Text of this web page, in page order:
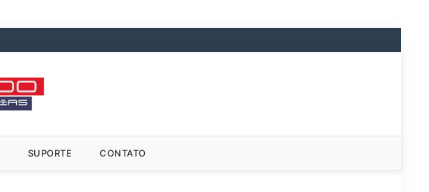
SUPORTE CONTATO